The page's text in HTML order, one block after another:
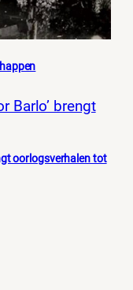
oorlogsverhalen tot